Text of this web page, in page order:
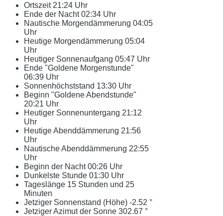
Ortszeit 21:24 Uhr
Ende der Nacht02:34 Uhr
Nautische Morgendämmerung 04:05
Uhr
Heutige Morgendämmerung 05:04
Uhr
Heutiger Sonnenaufgang 05:47 Uhr
Ende "Goldene Morgenstunde"
06:39 Uhr
Sonnenhöchststand 13:30 Uhr
Beginn "Goldene Abendstunde"
20:21 Uhr
Heutiger Sonnenuntergang 21:12
Uhr
Heutige Abenddämmerung 21:56
Uhr
Nautische Abenddämmerung 22:55
Uhr
Beginn der Nacht00:26 Uhr
Dunkelste Stunde 01:30 Uhr
Tageslänge 15 Stunden und 25
Minuten
Jetziger Sonnenstand (Höhe) -2.52 °
Jetziger Azimut der Sonne 302.67 °